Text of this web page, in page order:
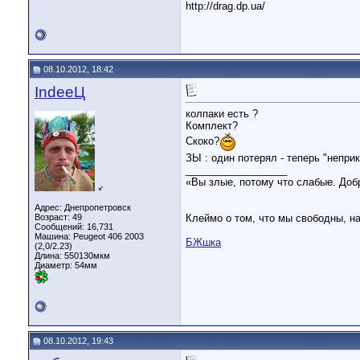
http://drag.dp.ua/
08.10.2012, 18:42
IndeeЦ
♂
Адрес: Днепропетровск
Возраст: 49
Сообщений: 16,731
Машина: Peugeot 406 2003
(2,0/2.23)
Длина: 550130мкм
Диаметр: 54мм
колпаки есть ?
Комплект?
Скоко?
ЗЫ : один потерял - теперь
«Вы злые, потому что слабые.
Клеймо о том, что мы свободны,
БЖшка
08.10.2012, 19:43